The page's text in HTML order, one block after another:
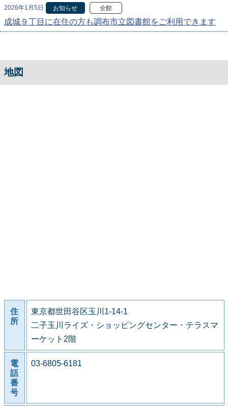
2026年1月5日 お知らせ 全館
成城９丁目に在住の方も調布市立図書館をご利用できます
地図
住
所
東京都世田谷区玉川1-14-1
二子玉川ライズ・ショッピングセンター・テラスマ
ーケット2階
電
話
番
号
03-6805-6181